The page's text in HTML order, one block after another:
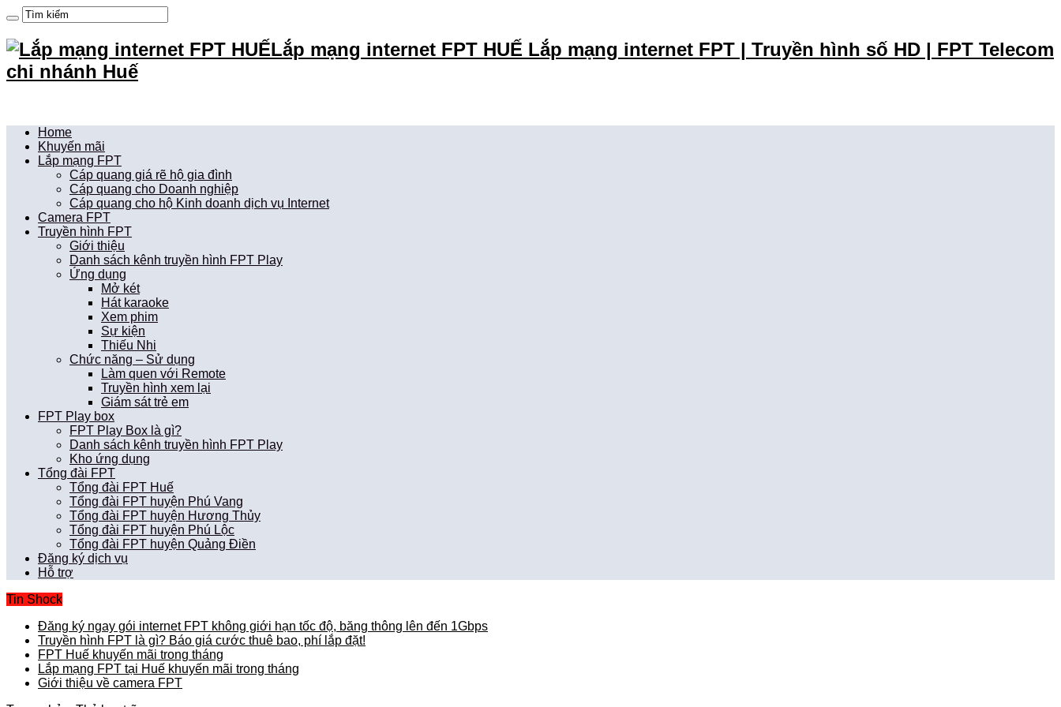
Lắp mạng internet FPT HUẾ Lắp mạng internet FPT | Truyền hình số HD | FPT Telecom
chi nhánh Huế
Home
Khuyến mãi
Lắp mạng FPT
Cáp quang giá rẽ hộ gia đình
Cáp quang cho Doanh nghiệp
Cáp quang cho hộ Kinh doanh dịch vụ Internet
Camera FPT
Truyền hình FPT
Giới thiệu
Danh sách kênh truyền hình FPT Play
Ứng dụng
Mở két
Hát karaoke
Xem phim
Sự kiện
Thiếu Nhi
Chức năng – Sử dụng
Làm quen với Remote
Truyền hình xem lại
Giám sát trẻ em
FPT Play box
FPT Play Box là gì?
Danh sách kênh truyền hình FPT Play
Kho ứng dụng
Tổng đài FPT
Tổng đài FPT Huế
Tổng đài FPT huyện Phú Vang
Tổng đài FPT huyện Hương Thủy
Tổng đài FPT huyện Phú Lộc
Tổng đài FPT huyện Quảng Điền
Đăng ký dịch vụ
Hỗ trợ
Tin Shock
Đăng ký ngay gói internet FPT không giới hạn tốc độ, băng thông lên đến 1Gbps
Truyền hình FPT là gì? Báo giá cước thuê bao, phí lắp đặt!
FPT Huế khuyến mãi trong tháng
Lắp mạng FPT tại Huế khuyến mãi trong tháng
Giới thiệu về camera FPT